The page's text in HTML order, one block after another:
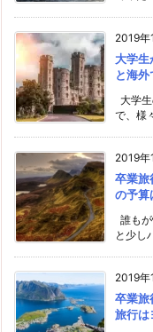
2019年
大学
と海外
大学
で、様
2019年
卒業旅
の予算
誰も
と少し
2019年
卒業旅
旅行は